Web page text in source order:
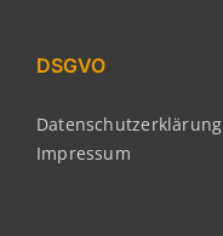
DSGVO
Datenschutzerklärung
Impressum